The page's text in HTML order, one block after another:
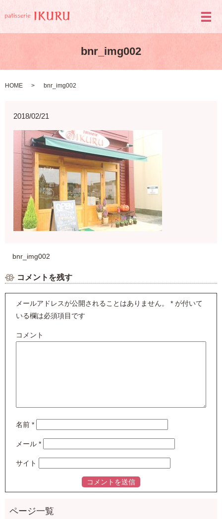
メ
bnr_img002
HOME bnr_img002
2018/02/21
bnr_img002
コメントを残す
メールアドレスが公開されることはありません。 * が付いて
いる欄は必須項目です
コメント
名前*
メール*
サイト